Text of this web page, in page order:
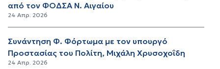
από τον ΦΟΔΣΑ Ν. Αιγαίου
24 Απρ. 2026
Συνάντηση Φ. Φόρτωμα με τον υπουργό
Προστασίας του Πολίτη, Μιχάλη Χρυσοχοΐδη
24 Απρ. 2026